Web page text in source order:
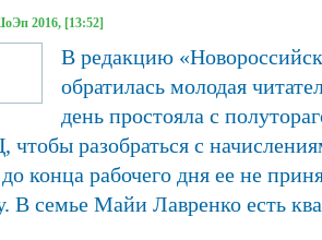
2016, [13:52]
В редакцию
обратилась молодая
день простояла с
чтобы разобраться с
конца рабочего дня ее не
В семье Майи Лавренко есть